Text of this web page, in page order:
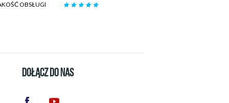
OBSŁUGI
DOŁĄCZ DO NAS